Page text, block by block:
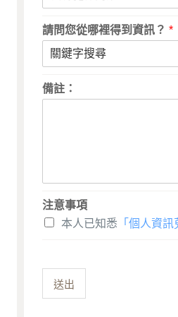
請問您從哪裡得到資訊？*
備註：
注意事項
本人已知悉 「個人資訊
送出